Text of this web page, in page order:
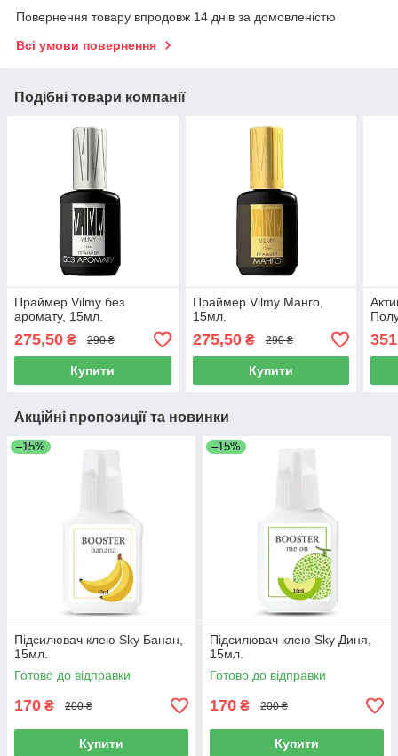
Повернення товару впродовж 14 днів за домовленістю
Всі умови повернення
Подібні товари компанії
Праймер Vilmy без
аромату, 15мл.
275,50 ₴ 290 ₴
Купити
Праймер Vilmy Манго,
15мл.
275,50₴ 290 ₴
Купити
Акційні пропозиції та новинки
–15%
Підсилювач клею Sky Банан,
15мл.
Готово до відправки
170 ₴ 200 ₴
Купити
–15%
Підсилювач клею Sky Диня,
15мл.
Готово до відправки
170 ₴ 200 ₴
Купити